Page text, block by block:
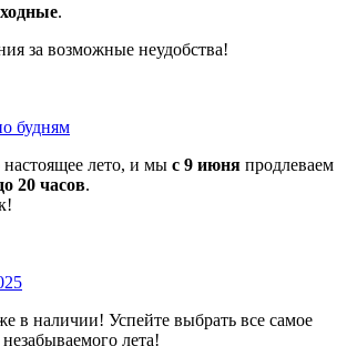
.
за возможные неудобства!
будням
настоящее лето, и мы с 9 июня продлеваем
20 часов.
в наличии! Успейте выбрать все самое
лета!